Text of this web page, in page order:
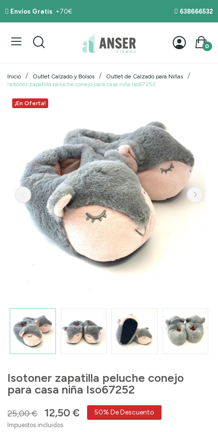
Envíos Gratis: +70€ 638666532
0
Inicio Outlet Calzado y Bolsos
Outlet de Calzado para Niñas
Isotoner zapatilla peluche conejo para casa niña Iso67252
¡En Oferta!
Isotoner zapatilla peluche conejo
para casa niña Iso67252
25,00 € 12,50 € 50% De Descuento
Impuestos incluidos